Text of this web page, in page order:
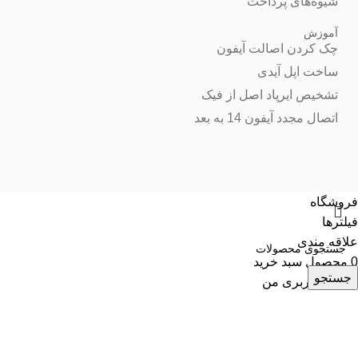
آموزش
چک کردن اصالت آیفون
ساخت اپل آیدی
تشخیص ایرپاد اصل از فیک
اتصال مجدد آیفون 14 به بعد
جستجو
فروشگاه
فیلترها
علاقه مندی
0 محصول سبد خرید
حساب کاربری من